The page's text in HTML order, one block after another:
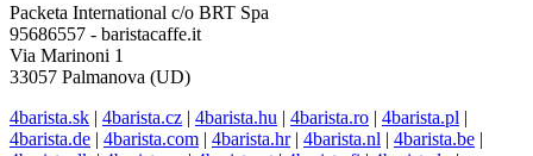
Packeta International c/o BRT Spa
95686557 - baristacaffe.it
Via Marinoni 1
33057 Palmanova (UD)
4barista.sk | 4barista.cz | 4barista.hu | 4barista.ro | 4barista.pl |
4barista.de | 4barista.com | 4barista.hr| 4barista.nl | 4barista.be |